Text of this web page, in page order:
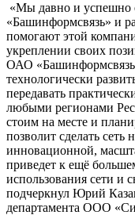
«Мы давно и успешно
«Башинформсвязь» и
помогают этой
укреплении своих
ОАО
технологически
передавать
любыми регионами
стоим на месте и
позволит сделать сеть
инновационной,
приведет к ещё
использования сети и
подчеркнул Юрий
департамента ООО